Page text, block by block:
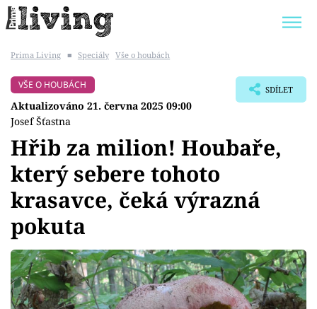
BYDLENÍ SLAVNÝCH
Témata
Bydlení
Zahrada
Design
Prima Living ■ Speciály Vše o houbách
VŠE O HOUBÁCH
Aktualizováno 21. června 2025 09:00
Josef Šťastna
SDÍLET
Hřib za milion! Houbaře,
který sebere tohoto
krasavce, čeká výrazná
pokuta